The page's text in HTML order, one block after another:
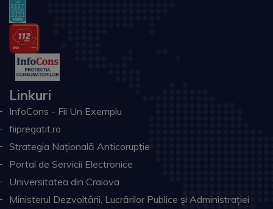
Linkuri
InfoCons - Fii Un Exemplu
fiipregatit.ro
Strategia Națională Anticorupție
Portal de Servicii Electronice
Universitatea din Craiova
Ministerul Dezvoltării, Lucrărilor Publice și Administrației